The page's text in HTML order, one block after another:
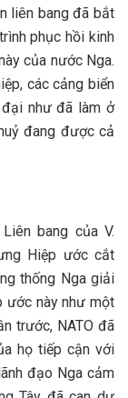
liên bang đã bắt
phục hồi kinh
của nước Nga.
các cảng biển
như đã làm ở
đang được cả
bang của V.
Hiệp ước cắt
thống Nga giải
ước này như một
trước, NATO đã
họ tiếp cận với
đạo Nga cảm